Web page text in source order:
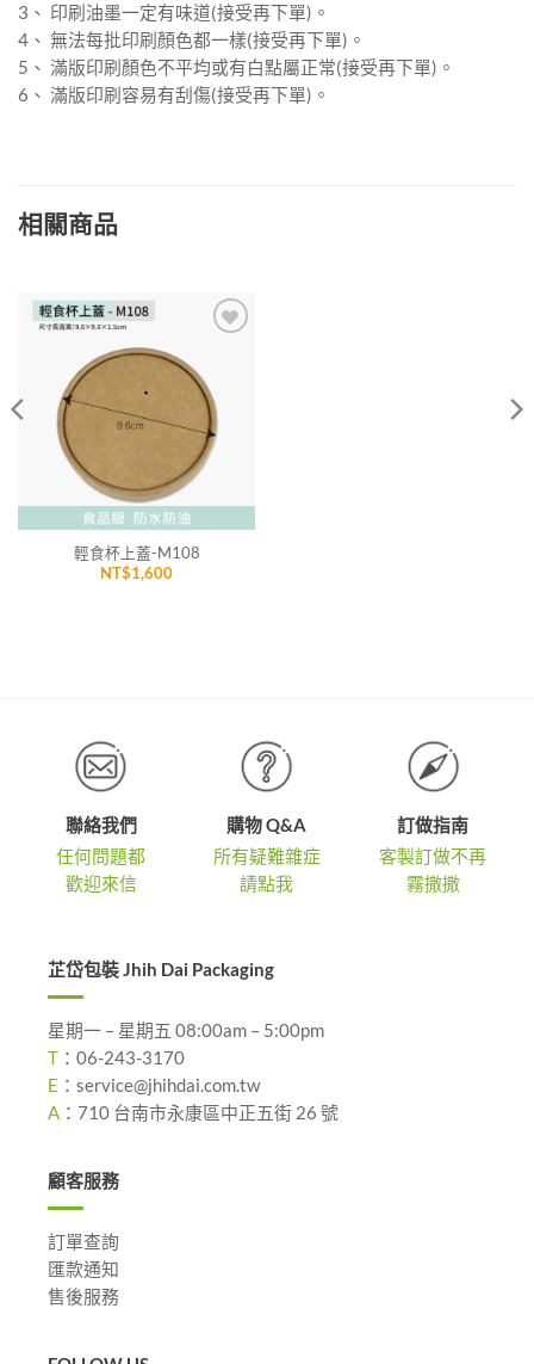
3、 印刷油墨一定有味道(接受再下單)。
4、 無法每批印刷顏色都一樣(接受再下單)。
5、 滿版印刷顏色不平均或有白點屬正常(接受再下單)。
6、 滿版印刷容易有刮傷(接受再下單)。
相關商品
輕食杯上蓋-M108
NT$1,600
聯絡我們
任何問題都
歡迎來信
購物 Q&A
所有疑難雜症
請點我
訂做指南
客製訂做不再
霧撒撒
芷岱包裝 Jhih Dai Packaging
星期一 – 星期五 08:00am – 5:00pm
T ： 06-243-3170
E ： service@jhihdai.com.tw
A ： 710 台南市永康區中正五街 26 號
顧客服務
訂單查詢
匯款通知
售後服務